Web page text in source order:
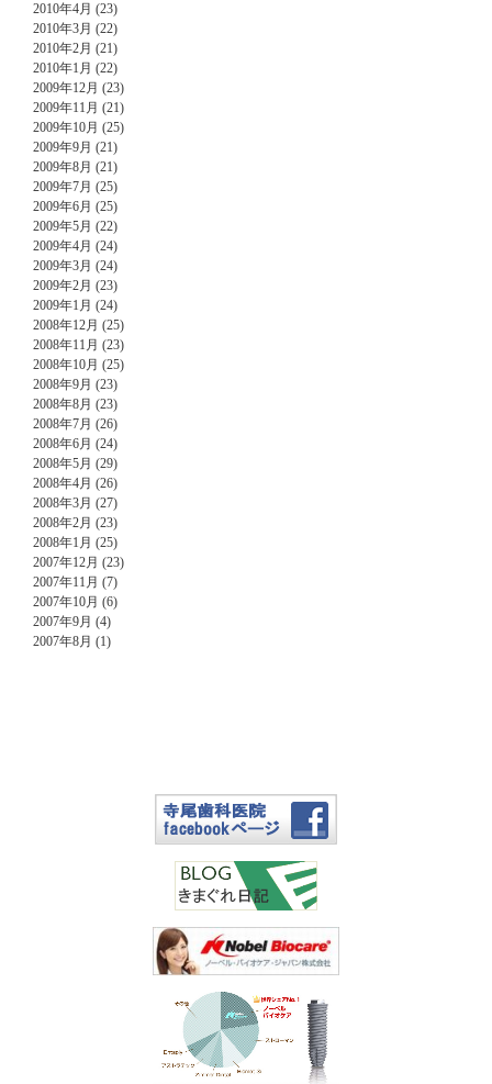
2010年4月 (23)
2010年3月 (22)
2010年2月 (21)
2010年1月 (22)
2009年12月 (23)
2009年11月 (21)
2009年10月 (25)
2009年9月 (21)
2009年8月 (21)
2009年7月 (25)
2009年6月 (25)
2009年5月 (22)
2009年4月 (24)
2009年3月 (24)
2009年2月 (23)
2009年1月 (24)
2008年12月 (25)
2008年11月 (23)
2008年10月 (25)
2008年9月 (23)
2008年8月 (23)
2008年7月 (26)
2008年6月 (24)
2008年5月 (29)
2008年4月 (26)
2008年3月 (27)
2008年2月 (23)
2008年1月 (25)
2007年12月 (23)
2007年11月 (7)
2007年10月 (6)
2007年9月 (4)
2007年8月 (1)